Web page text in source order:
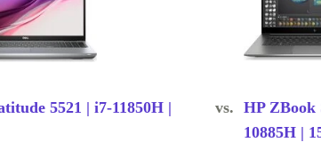
5521 | i7-11850H |
vs. HP ZBook
10885H |